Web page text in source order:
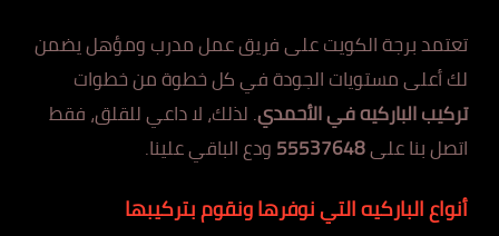
تعتمد برجة الكويت على فريق عمل مدرب ومؤهل يضمن
لك أعلى مستويات الجودة في كل خطوة من خطوات
تركيب الباركيه في الأحمدي. لذلك، لا داعي للقلق، فقط
اتصل بنا على55537648ودع الباقي علينا.
أنواع الباركيه التي نوفرها ونقوم بتركيبها